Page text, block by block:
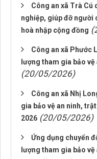
Công an xã Trà Cú
nghiệp, giúp đỡ người
hoà nhập cộng đồng
Công an xã Phước
lượng tham gia bảo
(20/05/2026)
Công an xã Nhị
gia bảo vệ an ninh,
2026 (20/05/2026)
Ứng dụng chuyển
lượng tham gia bảo